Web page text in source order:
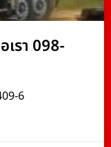
เรา 098-
6